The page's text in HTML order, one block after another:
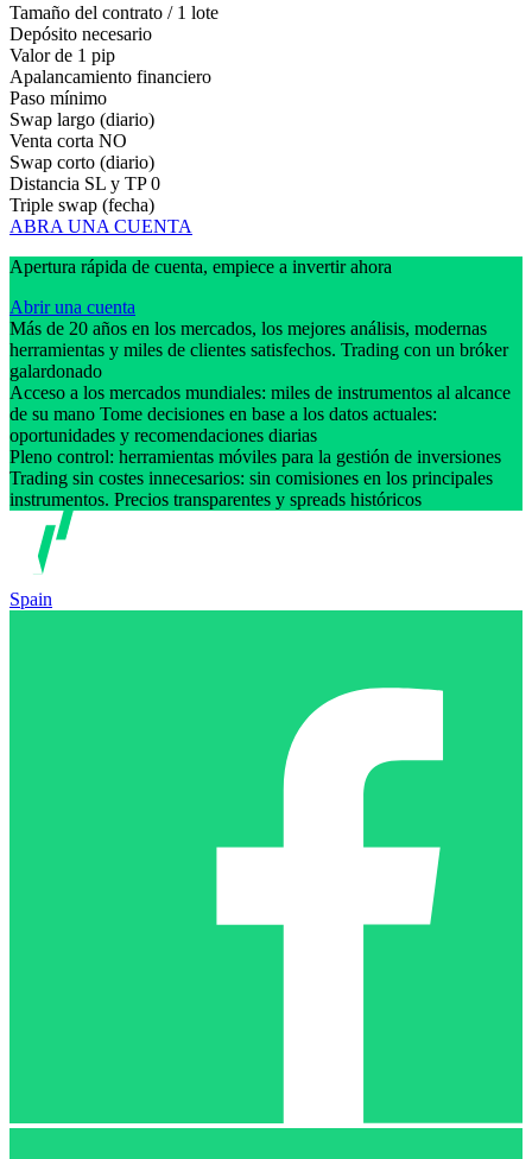
Tamaño del contrato / 1 lote
Depósito necesario
Valor de 1 pip
Apalancamiento financiero
Paso mínimo
Swap largo (diario)
Venta corta NO
Swap corto (diario)
Distancia SL y TP 0
Triple swap (fecha)
ABRA UNA CUENTA
Apertura rápida de cuenta, empiece a invertir ahora
Abrir una cuenta
Más de 20 años en los mercados, los mejores análisis, modernas
herramientas y miles de clientes satisfechos. Trading con un bróker
galardonado
Acceso a los mercados mundiales: miles de instrumentos al alcance
de su mano Tome decisiones en base a los datos actuales:
oportunidades y recomendaciones diarias
Pleno control: herramientas móviles para la gestión de inversiones
Trading sin costes innecesarios: sin comisiones en los principales
instrumentos. Precios transparentes y spreads históricos
Spain